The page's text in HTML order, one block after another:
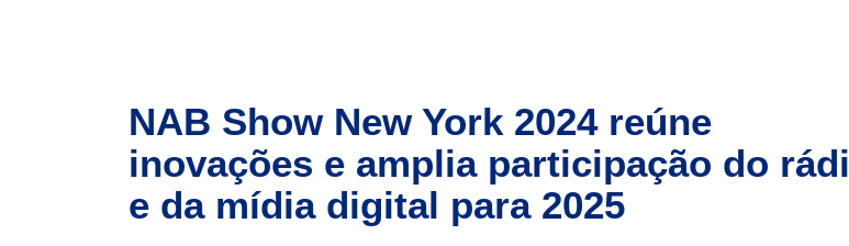
NAB Show New York 2024 reúne
inovações e amplia participação do
e da mídia digital para 2025